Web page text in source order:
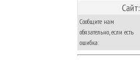
Сайт:
Сообщите нам
обязательно, если есть
ошибка: